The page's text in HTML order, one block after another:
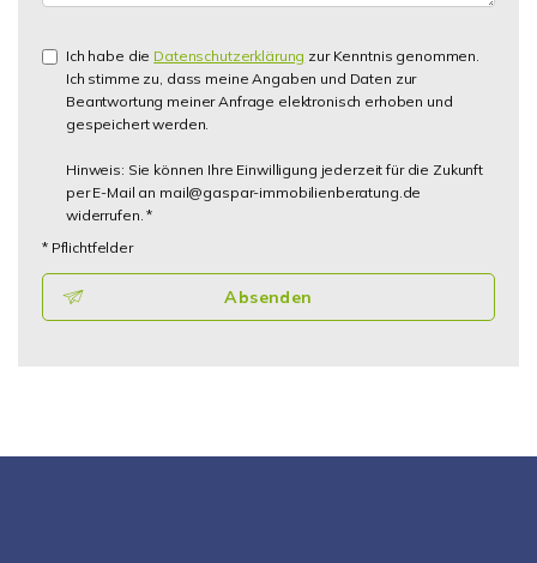
Ich habe die Datenschutzerklärung zur Kenntnis genommen.
Ich stimme zu, dass meine Angaben und Daten zur
Beantwortung meiner Anfrage elektronisch erhoben und
gespeichert werden.
Hinweis: Sie können Ihre Einwilligung jederzeit für die Zukunft
per E-Mail an mail@gaspar-immobilienberatung.de
widerrufen. *
* Pflichtfelder
Absenden